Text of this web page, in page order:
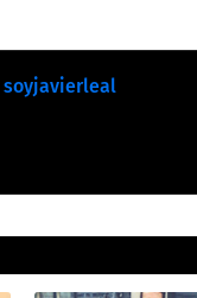
soyjavierleal